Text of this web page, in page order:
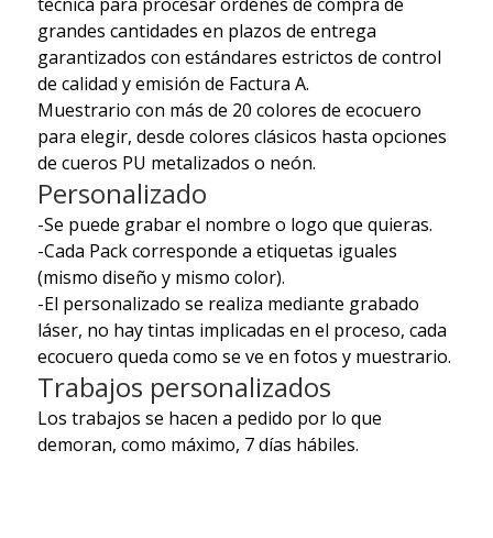
grandes cantidades en plazos de entrega
garantizados con estándares estrictos de control
de calidad y emisión de Factura A.
Muestrario con más de 20 colores de ecocuero
para elegir, desde colores clásicos hasta opciones
de cueros PU metalizados o neón.
Personalizado
-Se puede grabar el nombre o logo que quieras.
-Cada Pack corresponde a etiquetas iguales
(mismo diseño y mismo color).
-El personalizado se realiza mediante grabado
láser, no hay tintas implicadas en el proceso, cada
ecocuero queda como se ve en fotos y muestrario.
Trabajos personalizados
Los trabajos se hacen a pedido por lo que
demoran, como máximo, 7 días hábiles.